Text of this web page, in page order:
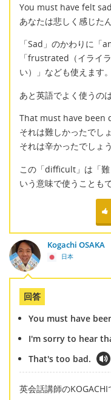
You must have felt
あなたは悲しく感じた
「Sad」のかわりに「
「frustrated（イライ
い）」なども使えます。
あと英語でよく使うの
That must have been
それは難しかったでしょ
それは辛かったでしょう
この「difficult」は「難
いう意味で使うことも
Kogachi OSAKA
日本
回答
You must have
I'm sorry to hear
That's too bad.
英会話講師の